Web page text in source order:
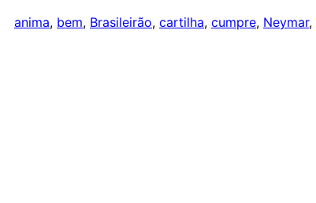
anima, bem, Brasileirão, cartilha, cumpre, Neymar,